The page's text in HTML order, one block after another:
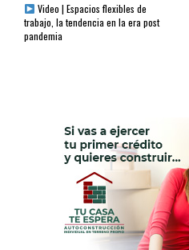
Video | Espacios flexibles de
trabajo, la tendencia en la era post
pandemia